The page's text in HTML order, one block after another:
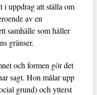
i uppdrag att ställa om
av en
samhälle som håller
gränser.
och formen gör det
sagt. Hon målar upp
grund) och ytterst